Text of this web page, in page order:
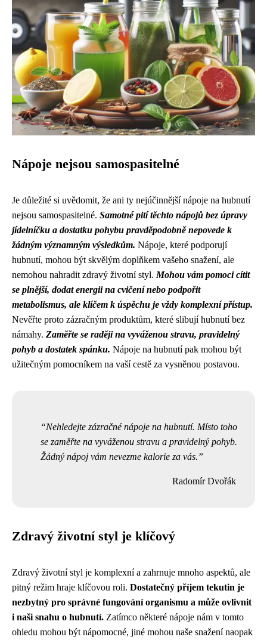
Nápoje nejsou samospasitelné
Je důležité si uvědomit, že ani ty nejúčinnější nápoje na hubnutí
nejsou samospasitelné. Samotné pití těchto nápojů bez úpravy
jídelníčku a dostatku pohybu pravděpodobně nepovede k
žádným významným výsledkům. Nápoje, které podporují
hubnutí, mohou být skvělým doplňkem vašeho snažení, ale
nemohou nahradit zdravý životní styl. Mohou vám pomoci cítit
se plnější, dodat energii na cvičení nebo podpořit
metabolismus, ale klíčem k úspěchu je vždy komplexní přístup.
Nevěřte proto zázračným produktům, které slibují hubnutí bez
námahy. Zaměřte se raději na vyváženou stravu, pravidelný
pohyb a dostatek spánku. Nápoje na hubnutí pak mohou být
užitečným pomocníkem na vaší cestě za vysněnou postavou.
Nehledejte zázračné nápoje na hubnutí. Místo toho
se zaměřte na vyváženou stravu a pravidelný pohyb.
Žádný nápoj vám nevezme kalorie za vás.
Radomír Dvořák
Zdravý životní styl je klíčový
Zdravý životní styl je komplexní a zahrnuje mnoho aspektů, ale
pitný režim hraje klíčovou roli. Dostatečný příjem tekutin je
nezbytný pro správné fungování organismu a může ovlivnit
i naši snahu o hubnutí. Zatímco některé nápoje nám v tomto
ohledu mohou být nápomocné, jiné mohou naše snažení naopak